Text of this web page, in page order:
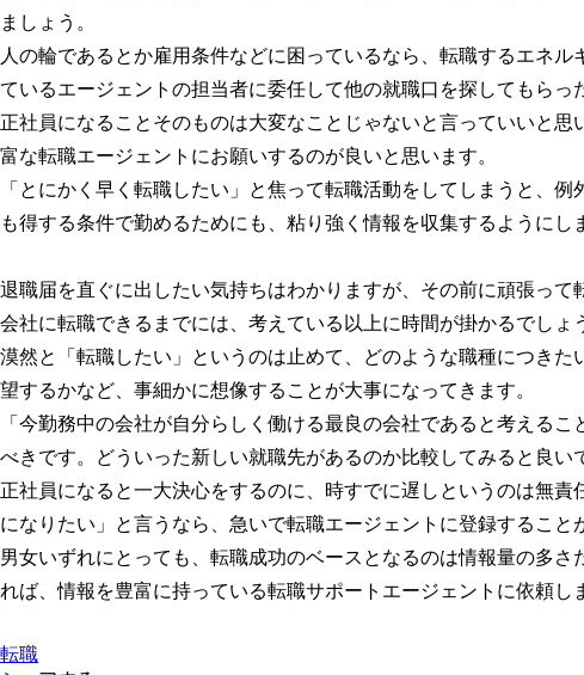
ましょう。
人の輪であるとか雇用条件などに困っているなら、転職するエネ
ているエージェントの担当者に委任して他の就職口を探してもらっ
正社員になることそのものは大変なことじゃないと言っていいと
富な転職エージェントにお願いするのが良いと思います。
「とにかく早く転職したい」と焦って転職活動をしてしまうと、
も得する条件で勤めるためにも、粘り強く情報を収集するようにし
退職届を直ぐに出したい気持ちはわかりますが、その前に頑張っ
会社に転職できるまでには、考えている以上に時間が掛かるでしょ
漠然と「転職したい」というのは止めて、どのような職種につき
望するかなど、事細かに想像することが大事になってきます。
「今勤務中の会社が自分らしく働ける最良の会社であると考える
べきです。どういった新しい就職先があるのか比較してみると良い
正社員になると一大決心をするのに、時すでに遅しというのは無
になりたい」と言うなら、急いで転職エージェントに登録すること
男女いずれにとっても、転職成功のベースとなるのは情報量の多
れば、情報を豊富に持っている転職サポートエージェントに依頼し
転職